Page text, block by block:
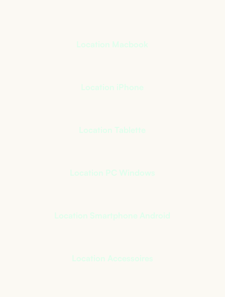
Location Macbook
Location iPhone
Location Tablette
Location PC Windows
Location Smartphone Android
Location Accessoires